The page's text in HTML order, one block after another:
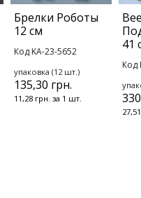
Брелки Роботы
12 см
Код KA-23-5652
упаковка (12 шт.)
135,30 грн.
11,28 грн. за 1 шт.
41
Код